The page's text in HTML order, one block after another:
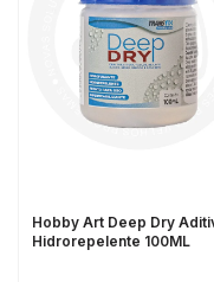
Hobby Art Deep Dry
Hidrorepelente 100ML